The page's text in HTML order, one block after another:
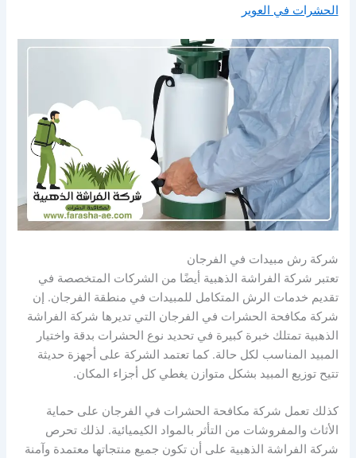
الحشرات في العوير
شركة رش مبيدات في الفرجان
تعتبر شركة الفراشة الذهبية أيضًا من الشركات المتخصصة في
تقديم خدمات الرش المتكامل للمبيدات في منطقة الفرجان. إن
شركة مكافحة الحشرات في الفرجان التي تديرها شركة الفراشة
الذهبية تمتلك خبرة كبيرة في تحديد نوع الحشرات بدقة واختيار
المبيد المناسب لكل حالة. كما تعتمد الشركة على أجهزة حديثة
تتيح توزيع المبيد بشكل متوازن يغطي كل أجزاء المكان.
كذلك تعمل شركة مكافحة الحشرات في الفرجان على حماية
الأثاث والمفروشات من التأثر بالمواد الكيميائية. لذلك تحرص
شركة الفراشة الذهبية على أن تكون جميع منتجاتها معتمدة وآمنة